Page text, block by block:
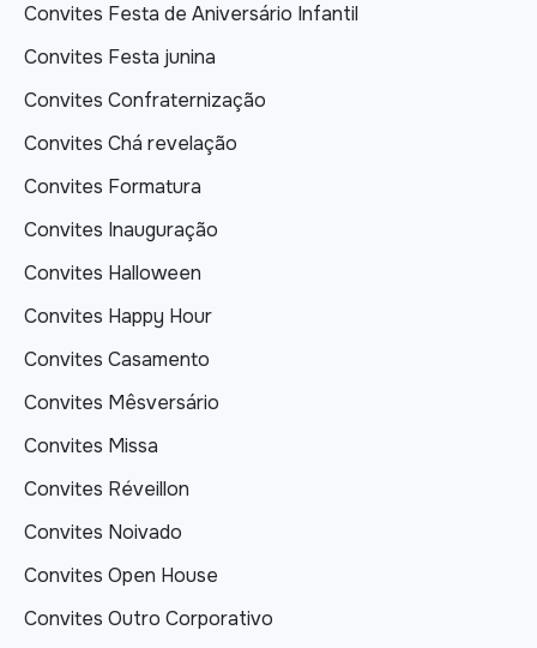
Convites Festa de Aniversário Infantil
Convites Festa junina
Convites Confraternização
Convites Chá revelação
Convites Formatura
Convites Inauguração
Convites Halloween
Convites Happy Hour
Convites Casamento
Convites Mêsversário
Convites Missa
Convites Réveillon
Convites Noivado
Convites Open House
Convites Outro Corporativo